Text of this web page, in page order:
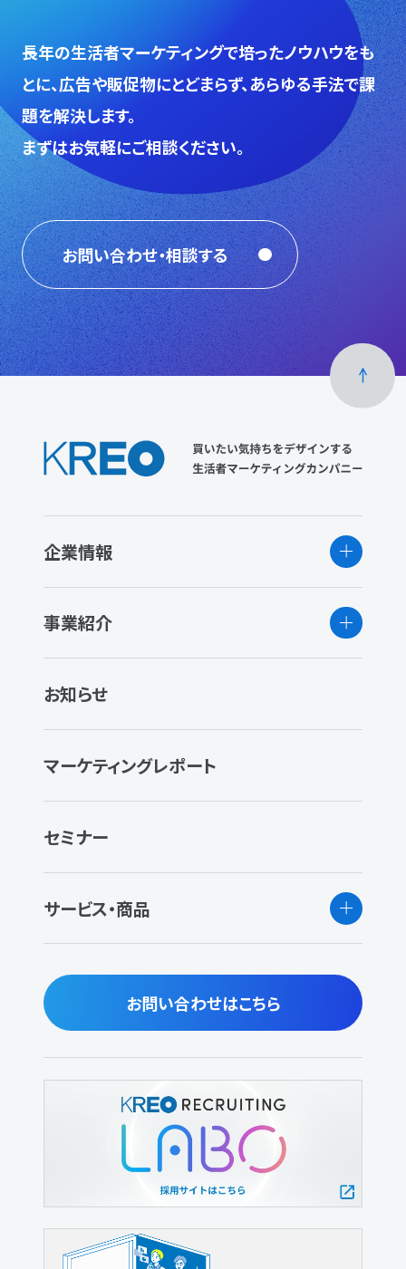
⻑年の生活者マーケティングで培ったノウハウをも
とに、広告や販促物にとどまらず、あらゆる手法で課
題を解決します。
まずはお気軽にご相談ください。
お問い合わせ・相談する
企業情報
事業紹介
お知らせ
マーケティングレポート
セミナー
サービス・商品
お問い合わせはこちら